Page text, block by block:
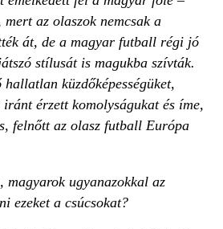
az olaszok nemcsak a
át, de a magyar futball régi jó
stílusát is magukba szívták.
hallatlan küzdőképességüket,
érzett komolyságukat és íme,
felnőtt az olasz futball Európa
ugyanazokkal az
ezeket a csúcsokat?